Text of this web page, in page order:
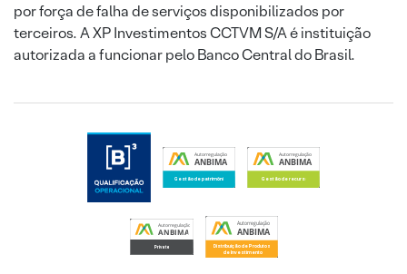
por força de falha de serviços disponibilizados por
terceiros. A XP Investimentos CCTVM S/A é instituição
autorizada a funcionar pelo Banco Central do Brasil.